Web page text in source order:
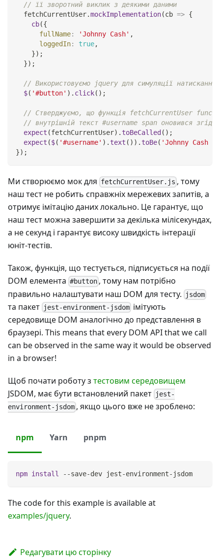
// її зворотний виклик з деякими даними
  fetchCurrentUser
.mockImplementation(cb => {
cb({
fullName: 'Johnny Cash' ,
loggedIn: true,
}) ;
}) ;
// Використовуємо jquery для симуляції натискання
$( '#button' ) . click( ) ;
// Стверджуємо, що функція fetchCurrentUser
// внутрішній текст #username span оновився
expect (fetchCurrentUser) . toBeCalled ( ) ;
expect ($( '#username' ) . text ( ) ) . toBe( 'Johnny Cash
}) ;
Ми створюємо мок для fetchCurrentUser.js , тому
наш тест не робить справжніх мережевих запитів, а
отримує імітацію даних локально. Це гарантує, що
наш тест можна завершити за декілька мілісекундах,
а не секунд і гарантує високу швидкість інтерації
юніт-тестів.
Також, функція, що тестується, підписується на події
DOM елемента #button , тому нам потрібно
правильно налаштувати наш DOM для тесту.
jsdom
та пакет jest-environment-jsdom імітують
середовище DOM аналогічно до представлення в
браузері. This means that every DOM API that we call
can be observed in the same way it would be observed
in a browser!
Щоб почати роботу з тестовим середовищем
JSDOM, має бути встановлений пакет jest-
environment-jsdom , якщо цього вже не зроблено:
npm Yarn pnpm
npm install --save-dev jest-environment-jsdom
The code for this example is available at
examples/jquery.
Редагувати цю сторінку